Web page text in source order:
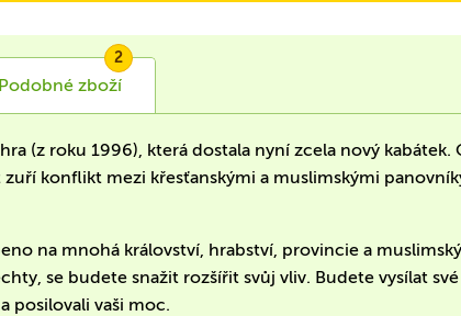
Podobné zboží
2
(z roku 1996), která dostala nyní zcela nový kabátek.
konflikt mezi křesťanskými a muslimskými
na mnohá království, hrabství, provincie a
se budete snažit rozšířit svůj vliv. Budete vysílat
posilovali vaši moc.